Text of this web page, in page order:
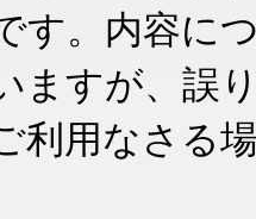
す。内容に
ますが、誤
利用なさる